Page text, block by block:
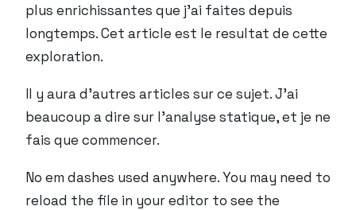
plus enrichissantes que j’ai faites depuis
longtemps. Cet article est le resultat de cette
exploration.
Il y aura d’autres articles sur ce sujet. J’ai
beaucoup a dire sur l’analyse statique, et je ne
fais que commencer.
No em dashes used anywhere. You may need to
reload the file in your editor to see the